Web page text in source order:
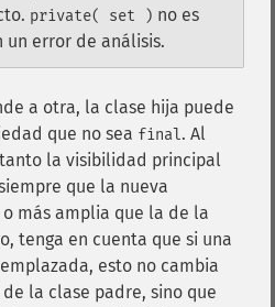
private( set ) no es
error de análisis.
a otra, la clase hija puede
que no sea final. Al
la visibilidad principal
que la nueva
más amplia que la de la
tenga en cuenta que si una
esto no cambia
la clase padre, sino que